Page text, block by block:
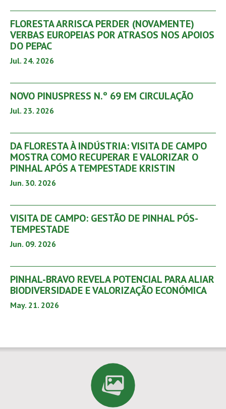
FLORESTA ARRISCA PERDER (NOVAMENTE)
VERBAS EUROPEIAS POR ATRASOS NOS APOIOS
DO PEPAC
Jul. 24. 2026
NOVO PINUSPRESS N.º 69 EM CIRCULAÇÃO
Jul. 23. 2026
DA FLORESTA À INDÚSTRIA: VISITA DE CAMPO
MOSTRA COMO RECUPERAR E VALORIZAR O
PINHAL APÓS A TEMPESTADE KRISTIN
Jun. 30. 2026
VISITA DE CAMPO: GESTÃO DE PINHAL PÓS-
TEMPESTADE
Jun. 09. 2026
PINHAL-BRAVO REVELA POTENCIAL PARA ALIAR
BIODIVERSIDADE E VALORIZAÇÃO ECONÓMICA
May. 21. 2026